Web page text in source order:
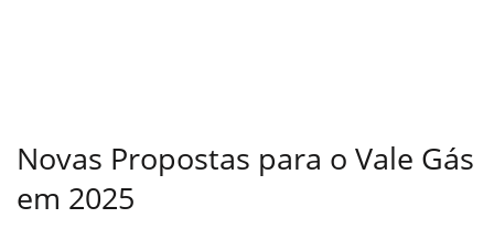
Novas Propostas para o Vale Gás
em 2025